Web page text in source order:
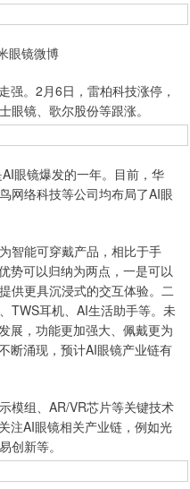
眼镜微博
。2月6日，雷柏科技涨停，
眼镜、歌尔股份等跟涨。
眼镜爆发的一年。目前，华
网络科技等公司均布局了AI眼
能可穿戴产品，相比于手
势可以归纳为两点，一是可以
供更具沉浸式的交互体验。二
TWS耳机、AI生活助手等。未
展，功能更加强大、佩戴更为
断涌现，预计AI眼镜产业链有
组、AR/VR芯片等关键技术
注AI眼镜相关产业链，例如光
创新等。